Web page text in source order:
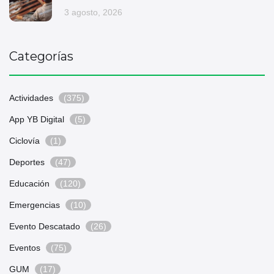
3 agosto, 2026
Categorías
Actividades (375)
App YB Digital (5)
Ciclovía (1)
Deportes (47)
Educación (120)
Emergencias (10)
Evento Descatado (26)
Eventos (75)
GUM (17)